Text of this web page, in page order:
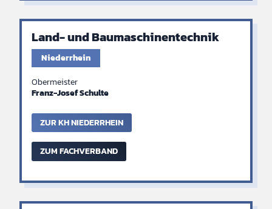
Land- und Baumaschinentechnik
Niederrhein
Obermeister
Franz-Josef Schulte
ZUR KH NIEDERRHEIN
ZUM FACHVERBAND